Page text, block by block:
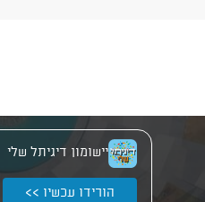
יישומון דיגיתל שלי
הורידו עכשיו >>